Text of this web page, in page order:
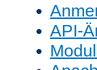
API-